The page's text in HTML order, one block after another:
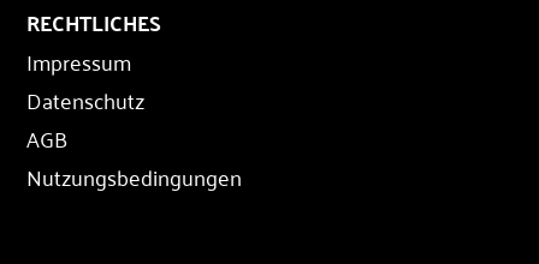
RECHTLICHES
Impressum
Datenschutz
AGB
Nutzungsbedingungen